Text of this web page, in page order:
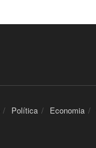
Política Economia